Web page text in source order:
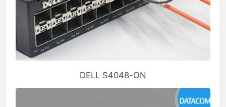
DELL S4048-ON